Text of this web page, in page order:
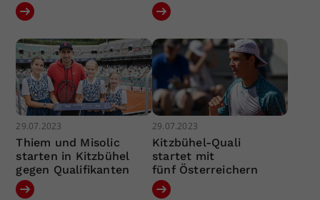
29.07.2023
Thiem und Misolic
starten in Kitzbühel
gegen Qualifikanten
29.07.2023
Kitzbühel-Quali
startet mit
fünf Österreichern